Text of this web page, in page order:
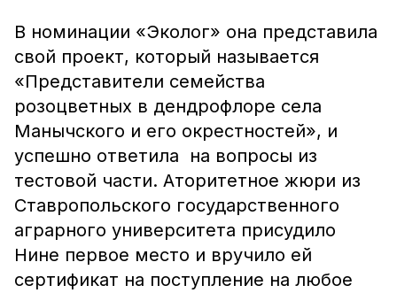
В номинации «Эколог» она представила
свой проект, который называется
«Представители семейства
розоцветных в дендрофлоре села
Манычского и его окрестностей», и
успешно ответила на вопросы из
тестовой части. Аторитетное жюри из
Ставропольского государственного
аграрного университета присудило
Нине первое место и вручило ей
сертификат на поступление на любое